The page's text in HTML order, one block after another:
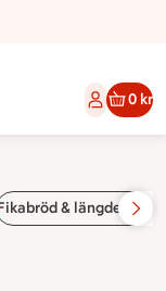
0 kr
& längder (23)